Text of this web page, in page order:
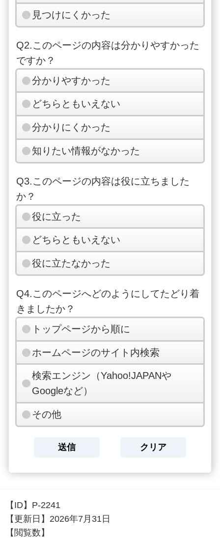
見つけにくかった
Q2.このページの内容は分かりやすかった
ですか？
分かりやすかった
どちらともいえない
分かりにくかった
知りたい情報がなかった
Q3.このページの内容は役に立ちました
か？
役に立った
どちらともいえない
役に立たなかった
Q4.このページへどのようにしてたどり着
きましたか？
トップページから順に
ホームページのサイト内検索
検索エンジン（Yahoo!JAPANや
Googleなど）
その他
【ID】 P-2241
【更新日】 2026年7月31日
【閲覧数】